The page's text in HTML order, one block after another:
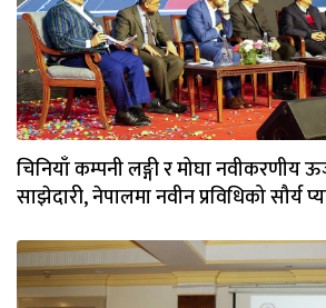
चिनियाँ कम्पनी लङ्गी र मोघा नवीकरणीय
साझेदारी, नेपालमा नवीन प्रविधिको सौर्य